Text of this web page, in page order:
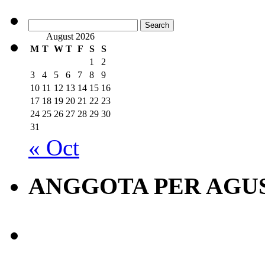
for: August 2026
M T W T F S
S
1
2
3
4 5 6 7 8
9
10 11 12 13 14 15 16
17 18 19 20 21 22 23
24 25 26 27 28 29 30
31
« Oct
ANGGOTA PER